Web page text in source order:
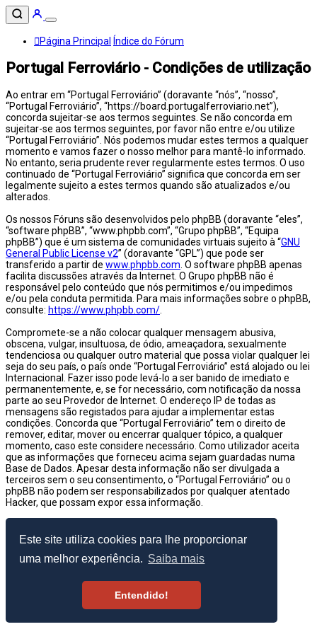
Este site utiliza cookies para lhe proporcionar
uma melhor experiência. Saiba mais
Entendido!
Página Principal Índice do Fórum
Portugal Ferroviário - Condições de utilização
Ao entrar em “Portugal Ferroviário” (doravante “nós”, “nosso”,
“Portugal Ferroviário”, “https://board.portugalferroviario.net”),
concorda sujeitar-se aos termos seguintes. Se não concorda em
sujeitar-se aos termos seguintes, por favor não entre e/ou utilize
“Portugal Ferroviário”. Nós podemos mudar estes termos a qualquer
momento e vamos fazer o nosso melhor para mantê-lo informado.
No entanto, seria prudente rever regularmente estes termos. O uso
continuado de “Portugal Ferroviário” significa que concorda em ser
legalmente sujeito a estes termos quando são atualizados e/ou
alterados.
Os nossos Fóruns são desenvolvidos pelo phpBB (doravante “eles”,
“software phpBB”, “www.phpbb.com”, “Grupo phpBB”, “Equipa
phpBB”) que é um sistema de comunidades virtuais sujeito à “GNU
General Public License v2” (doravante “GPL”) que pode ser
transferido a partir de www.phpbb.com . O software phpBB apenas
facilita discussões através da Internet. O Grupo phpBB não é
responsável pelo conteúdo que nós permitimos e/ou impedimos
e/ou pela conduta permitida. Para mais informações sobre o phpBB,
consulte: https://www.phpbb.com/
Compromete-se a não colocar qualquer mensagem abusiva,
obscena, vulgar, insultuosa, de ódio, ameaçadora, sexualmente
tendenciosa ou qualquer outro material que possa violar qualquer lei
seja do seu país, o país onde “Portugal Ferroviário” está alojado ou lei
Internacional. Fazer isso pode levá-lo a ser banido de imediato e
permanentemente, e, se for necessário, com notificação da nossa
parte ao seu Provedor de Internet. O endereço IP de todas as
mensagens são registados para ajudar a implementar estas
condições. Concorda que “Portugal Ferroviário” tem o direito de
remover, editar, mover ou encerrar qualquer tópico, a qualquer
momento, caso este considere necessário. Como utilizador aceita
que as informações que forneceu acima sejam guardadas numa
Base de Dados. Apesar desta informação não ser divulgada a
terceiros sem o seu consentimento, o “Portugal Ferroviário” ou o
phpBB não podem ser responsabilizados por qualquer atentado
Hacker, que possam expor essa informação.
© 2003–2026 Portugal Ferroviário